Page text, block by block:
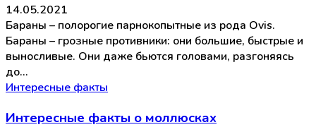
14.05.2021
Бараны – полорогие парнокопытные из рода Ovis.
Бараны – грозные противники: они большие, быстрые и
выносливые. Они даже бьются головами, разгоняясь
до…
Интересные факты
Интересные факты о моллюсках